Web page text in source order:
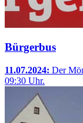
Bürgerbus
11.07.2024: Der
09:30 Uhr.